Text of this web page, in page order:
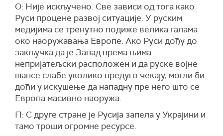
О: Није искључено. Све зависи од тога како
Руси процене развој ситуације. У руским
медијима се тренутно подиже велика галама
око наоружавања Европе. Ако Руси дођу до
закључка да је Запад према њима
непријатељски расположен и да руске војне
шансе слабе уколико предуго чекају, могли би
доћи у искушење да нападну пре него што се
Европа масивно наоружа.
П: С друге стране је Русија запела у Украјини и
тамо троши огромне ресурсе.